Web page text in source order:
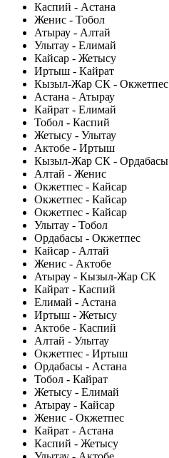
Каспий - Астана
Женис - Тобол
Атырау - Алтай
Улытау - Елимай
Кайсар - Жетысу
Иртыш - Кайрат
Кызыл-Жар СК - Окжетпес
Астана - Атырау
Кайрат - Елимай
Тобол - Каспий
Жетысу - Улытау
Актобе - Иртыш
Кызыл-Жар СК - Ордабасы
Алтай - Женис
Окжетпес - Кайсар
Окжетпес - Кайсар
Окжетпес - Кайсар
Улытау - Тобол
Ордабасы - Окжетпес
Кайсар - Алтай
Женис - Актобе
Атырау - Кызыл-Жар СК
Кайрат - Каспий
Елимай - Астана
Иртыш - Жетысу
Актобе - Каспий
Алтай - Улытау
Окжетпес - Иртыш
Ордабасы - Астана
Тобол - Кайрат
Жетысу - Елимай
Атырау - Кайсар
Женис - Окжетпес
Кайрат - Астана
Каспий - Жетысу